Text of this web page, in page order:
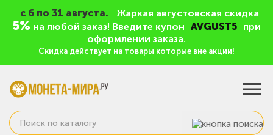
c 6 по 31 августа. Жаркая августовская скидка
5% на любой заказ! Введите купон AVGUST5
при
оформлении заказа.
Скидка действует на товары которые вне акции!